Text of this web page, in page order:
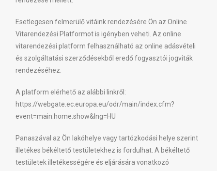
Esetlegesen felmerülő vitáink rendezésére Ön az Online
Vitarendezési Platformot is igényben veheti. Az online
vitarendezési platform felhasználható az online adásvételi
és szolgáltatási szerződésekből eredő fogyasztói jogviták
rendezéséhez.
A platform elérhető az alábbi linkről:
https://webgate.ec.europa.eu/odr/main/index.cfm?
event=main.home.show&lng=HU
Panaszával az Ön lakóhelye vagy tartózkodási helye szerint
illetékes békéltető testületekhez is fordulhat. A békéltető
testületek illetékességére és eljárására vonatkozó